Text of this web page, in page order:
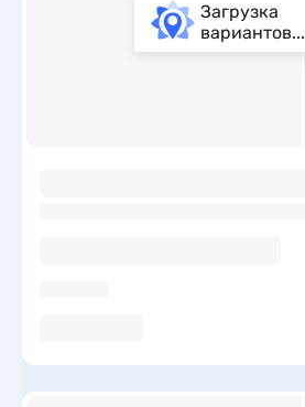
Загрузка
вариантов...